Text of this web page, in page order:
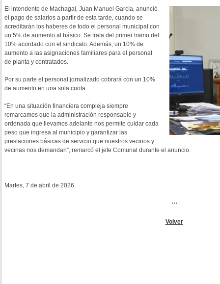
El intendente de Machagai, Juan Manuel García, anunció
el pago de salarios a partir de esta tarde, cuando se
acreditarán los haberes de todo el personal municipal con
un 5% de aumento al básico. Se trata del primer tramo del
10% acordado con el sindicato. Además, un 10% de
aumento a las asignaciones familiares para el personal
de planta y contratados.
Por su parte el personal jornalizado cobrará con un 10%
de aumento en una sola cuota.
“En una situación financiera compleja siempre
remarcamos que la administración responsable y
ordenada que llevamos adelante nos permite cuidar cada
peso que ingresa al municipio y garantizar las
prestaciones básicas de servicio que nuestros vecinos y
vecinas nos demandan”, remarcó el jefe Comunal durante el anuncio.
Martes, 7 de abril de 2026
...
Volver